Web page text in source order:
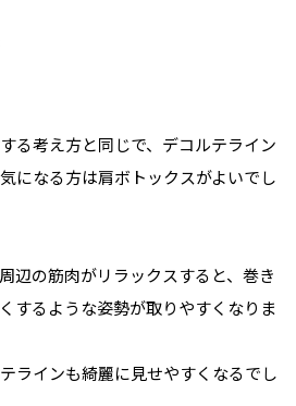
る考え方と同じで、デコルテライン
になる方は肩ボトックスがよいでし
辺の筋肉がリラックスすると、巻き
するような姿勢が取りやすくなりま
ラインも綺麗に見せやすくなるでし